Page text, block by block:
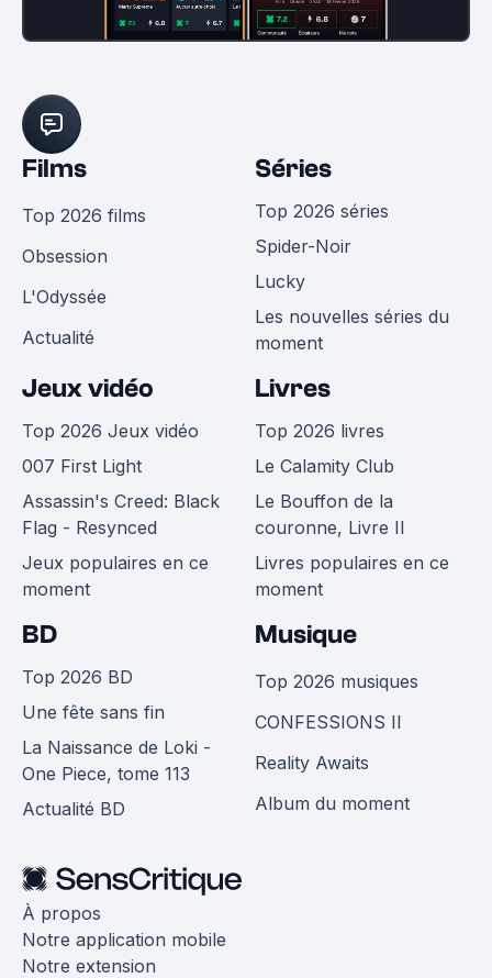
Films
Top 2026 films
Obsession
L'Odyssée
Actualité
Séries
Top 2026 séries
Spider-Noir
Lucky
Les nouvelles séries du
moment
Jeux vidéo
Top 2026 Jeux vidéo
007 First Light
Assassin's Creed: Black
Flag - Resynced
Jeux populaires en ce
moment
Livres
Top 2026 livres
Le Calamity Club
Le Bouffon de la
couronne, Livre II
Livres populaires en ce
moment
BD
Top 2026 BD
Une fête sans fin
La Naissance de Loki -
One Piece, tome 113
Actualité BD
Musique
Top 2026 musiques
CONFESSIONS II
Reality Awaits
Album du moment
À propos
Notre application mobile
Notre extension